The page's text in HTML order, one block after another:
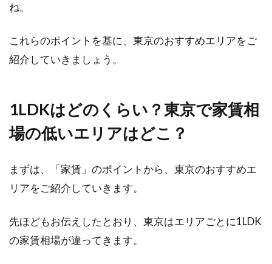
木造住宅の強度を高める方法のひとつとして筋
2LDKのインテリアは小さな子供に合
2LDKの間取りはファミリーに人気があります。
ね。
これらのポイントを基に、東京のおすすめエリアをご
紹介していきましょう。
1LDKはどのくらい？東京で家賃相
場の低いエリアはどこ？
まずは、「家賃」のポイントから、東京のおすすめエ
リアをご紹介していきます。
先ほどもお伝えしたとおり、東京はエリアごとに1LDK
の家賃相場が違ってきます。